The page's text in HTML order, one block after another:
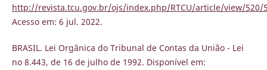
http://revista.tcu.gov.br/ojs/index.php/RTCU/article/view/520/
Acesso em: 6 jul. 2022.
BRASIL. Lei Orgânica do Tribunal de Contas da União - Lei
no 8.443, de 16 de julho de 1992. Disponível em: